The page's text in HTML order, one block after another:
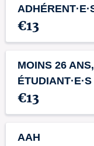
€13
MOINS 26 ANS,
ÉTUDIANT·E·S
€13
AAH